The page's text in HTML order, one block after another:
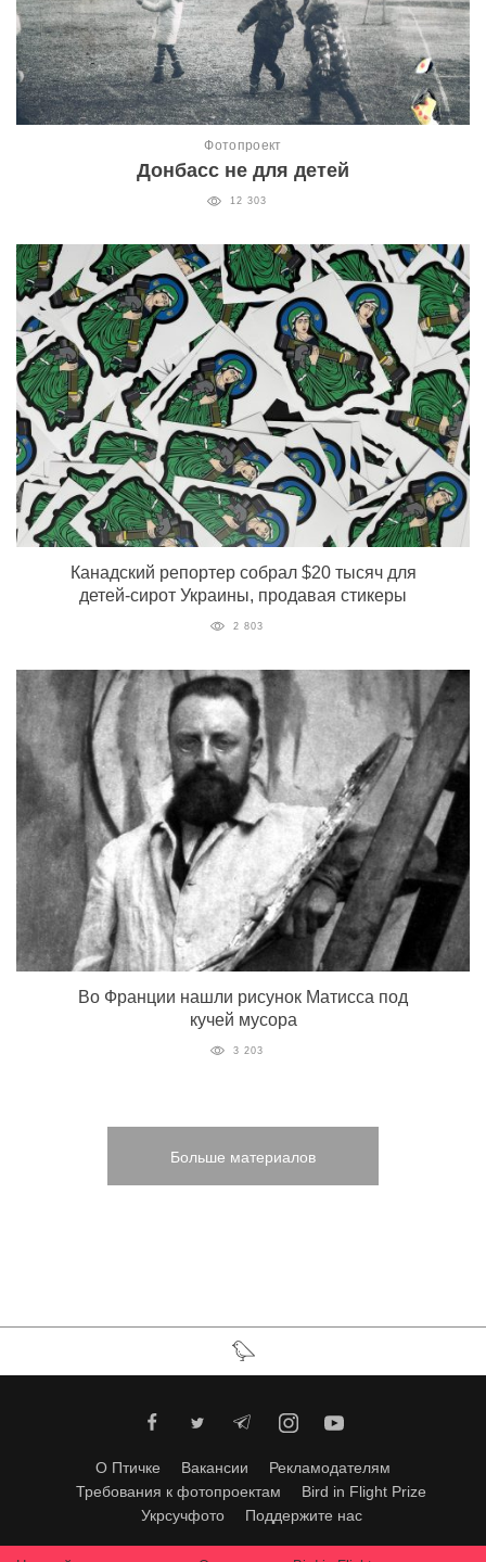
Фотопроект
Донбасс не для детей
12 303
Канадский репортер собрал $20 тысяч для
детей-сирот Украины, продавая стикеры
2 803
Во Франции нашли рисунок Матисса под
кучей мусора
3 203
Больше материалов
О Птичке Вакансии
Рекламодателям
Требования к фотопроектам
Bird in Flight Prize
Укрсучфото
Поддержите нас